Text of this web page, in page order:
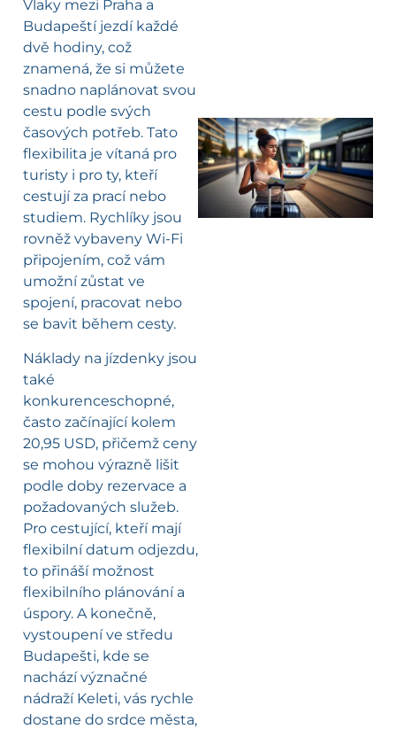
Vlaky mezi Praha a
Budapeští jezdí každé
dvě hodiny, což
znamená, že si můžete
snadno naplánovat svou
cestu podle svých
časových potřeb. Tato
flexibilita je vítaná pro
turisty i pro ty, kteří
cestují za prací nebo
studiem. Rychlíky jsou
rovněž vybaveny Wi-Fi
připojením, což vám
umožní zůstat ve
spojení, pracovat nebo
se bavit během cesty.
Náklady na jízdenky jsou
také
konkurenceschopné,
často začínající kolem
20,95 USD, přičemž ceny
se mohou výrazně lišit
podle doby rezervace a
požadovaných služeb.
Pro cestující, kteří mají
flexibilní datum odjezdu,
to přináší možnost
flexibilního plánování a
úspory. A konečně,
vystoupení ve středu
Budapešti, kde se
nachází význačné
nádraží Keleti, vás rychle
dostane do srdce města,